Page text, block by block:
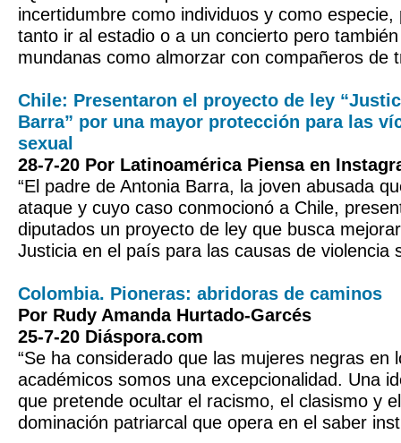
incertidumbre como individuos y como
tanto ir al estadio o a un concierto pero
mundanas como almorzar con compañeros de
Chile: Presentaron el proyecto de ley
Barra” por una mayor protección para las
sexual
28-7-20 Por Latinoamérica Piensa en
“El padre de Antonia Barra, la joven abusada
ataque y cuyo caso conmocionó a Chile,
diputados un proyecto de ley que busca
Justicia en el país para las causas de violencia
Colombia. Pioneras: abridoras de caminos
Por Rudy Amanda Hurtado-Garcés
25-7-20 Diáspora.com
“Se ha considerado que las mujeres negras en
académicos somos una excepcionalidad. Una
que pretende ocultar el racismo, el clasismo y
dominación patriarcal que opera en el saber